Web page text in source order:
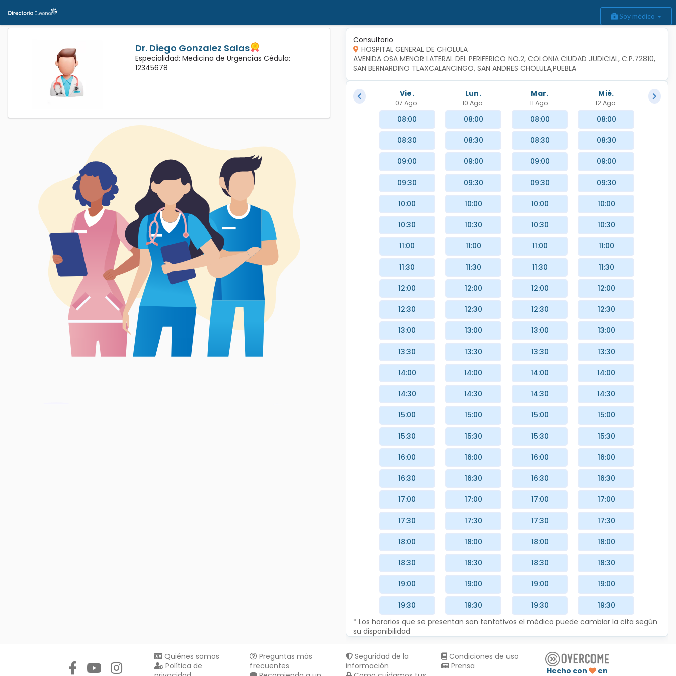
Soy médico
Consultorio
HOSPITAL GENERAL DE CHOLULA
AVENIDA OSA MENOR LATERAL DEL PERIFERICO NO.2, COLONIA CIUDAD JUDICIAL, C.P.72810,
SAN BERNARDINO TLAXCALANCINGO, SAN ANDRES CHOLULA,PUEBLA
Vie.
07 Ago.
Lun.
10 Ago.
Mar.
11 Ago.
Mié.
12 Ago.
08:00
08:30
09:00
09:30
10:00
10:30
11:00
11:30
12:00
12:30
13:00
13:30
14:00
14:30
15:00
15:30
16:00
16:30
17:00
17:30
18:00
18:30
19:00
19:30
08:00
08:30
09:00
09:30
10:00
10:30
11:00
11:30
12:00
12:30
13:00
13:30
14:00
14:30
15:00
15:30
16:00
16:30
17:00
17:30
18:00
18:30
19:00
19:30
08:00
08:30
09:00
09:30
10:00
10:30
11:00
11:30
12:00
12:30
13:00
13:30
14:00
14:30
15:00
15:30
16:00
16:30
17:00
17:30
18:00
18:30
19:00
19:30
08:00
08:30
09:00
09:30
10:00
10:30
11:00
11:30
12:00
12:30
13:00
13:30
14:00
14:30
15:00
15:30
16:00
16:30
17:00
17:30
18:00
18:30
19:00
19:30
* Los horarios que se presentan son tentativos el médico puede cambiar la cita según
su disponibilidad
Dr. Diego Gonzalez Salas
Especialidad: Medicina de Urgencias Cédula:
12345678
Quiénes somos
Política de
Preguntas más
frecuentes
Seguridad de la
información
Condiciones de uso
Prensa
Hecho con
en